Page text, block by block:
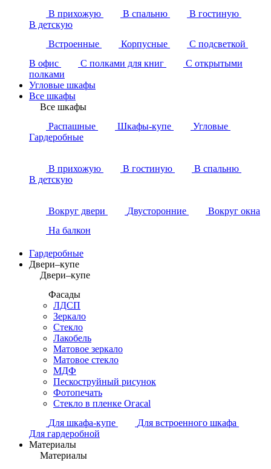
В прихожую
В спальню
В гостиную
В детскую
Встроенные
Корпусные
С подсветкой
В офис
С полками для книг
С открытыми
полками
Угловые шкафы
Все шкафы
Все шкафы
Распашные
Шкафы-купе
Угловые
Гардеробные
В прихожую В гостиную
В спальню
В детскую
Вокруг двери Двусторонние
Вокруг окна
На балкон
Гардеробные
Двери–купе
Двери–купе
Фасады
ЛДСП
Зеркало
Стекло
Лакобель
Матовое зеркало
Матовое стекло
МДФ
Пескоструйный рисунок
Фотопечать
Стекло в пленке Огасаl
Для шкафа-купе
Для встроенного шкафа
Для гардеробной
Материалы
Материалы